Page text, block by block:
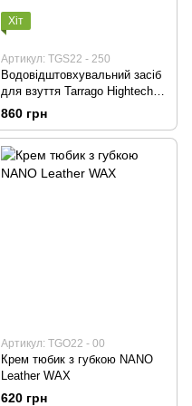
Хіт
Артикул: TGS22 - 250
Водовідштовхувальний засіб
для взуття Tarrago Hightech
Nano Protector
860 грн
Артикул: TGO22 - 00
Крем тюбик з губкою NANO
Leather WAX
620 грн